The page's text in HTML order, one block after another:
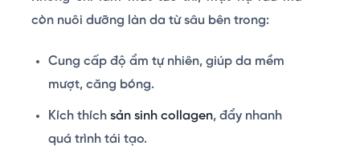
còn nuôi dưỡng làn da từ sâu bên trong:
Cung cấp độ ẩm tự nhiên, giúp da mềm
mượt, căng bóng.
Kích thích sản sinh collagen, đẩy nhanh
quá trình tái tạo.